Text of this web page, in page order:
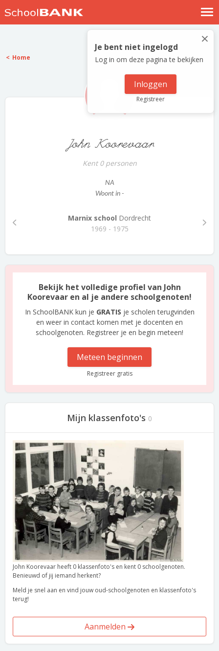
Nostalgische verhalen
Log in
Meld je gratis aan
×
Je bent niet ingelogd
Log in om deze pagina te bekijken
Inloggen
Registreer
Home
John Koorevaar
Kent 0 personen
NA
Woont in -
Marnix school Dordrecht
1969 - 1975
Bekijk het volledige profiel van John
Koorevaar en al je andere schoolgenoten!
In SchoolBANK kun je GRATIS je scholen terugvinden
en weer in contact komen met je docenten en
schoolgenoten. Registreer je en begin meteen!
Meteen beginnen
Registreer gratis
Mijn klassenfoto's 0
John Koorevaar heeft 0 klassenfoto's en kent 0 schoolgenoten.
Benieuwd of jij iemand herkent?
Meld je snel aan en vind jouw oud-schoolgenoten en klassenfoto's
terug!
Aanmelden